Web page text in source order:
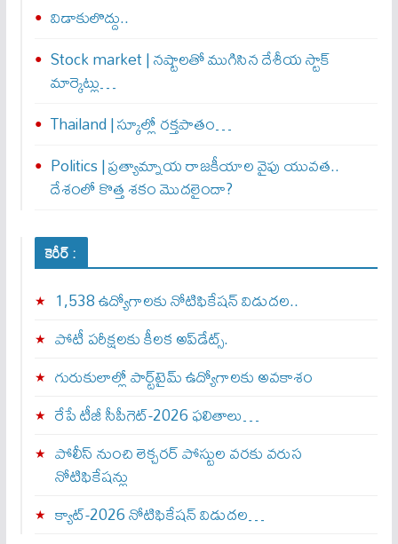
విడాకులొద్దు..
Stock market | నష్టాలతో ముగిసిన దేశీయ స్టాక్
మార్కెట్లు…
Thailand | స్కూల్లో రక్తపాతం…
Politics | ప్రత్యామ్నాయ రాజకీయాల వైపు యువత..
దేశంలో కొత్త శకం మొదలైందా?
కెరీర్ :
1,538 ఉద్యోగాలకు నోటిఫికేషన్ విడుదల..
పోటీ పరీక్షలకు కీలక అప్‌డేట్స్.
గురుకులాల్లో పార్ట్‌టైమ్ ఉద్యోగాలకు అవకాశం
రేపే టీజీ సీపీగెట్‌-2026 ఫలితాలు…
పోలీస్ నుంచి లెక్చరర్ పోస్టుల వరకు వరుస
నోటిఫికేషన్లు
క్యాట్-2026 నోటిఫికేషన్ విడుదల…